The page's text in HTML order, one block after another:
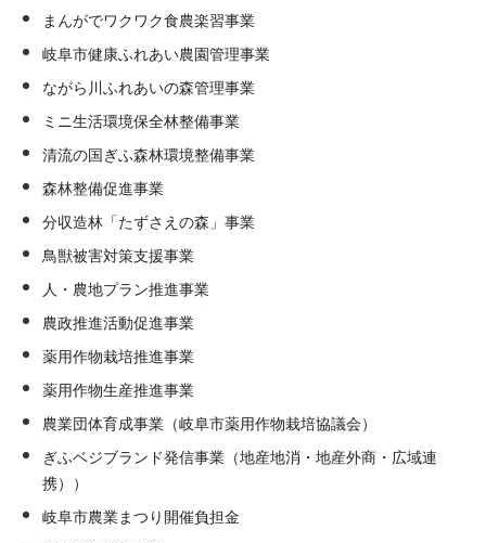
まんがでワクワク食農楽習事業
岐阜市健康ふれあい農園管理事業
ながら川ふれあいの森管理事業
ミニ生活環境保全林整備事業
清流の国ぎふ森林環境整備事業
森林整備促進事業
分収造林「たずさえの森」事業
鳥獣被害対策支援事業
人・農地プラン推進事業
農政推進活動促進事業
薬用作物栽培推進事業
薬用作物生産推進事業
農業団体育成事業（岐阜市薬用作物栽培協議会）
ぎふベジブランド発信事業（地産地消・地産外商・広域連
携））
岐阜市農業まつり開催負担金